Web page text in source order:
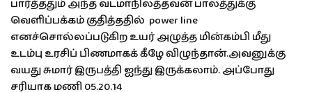
பார்த்ததும் அந்த வடமாநிலத்தவன் பாலத்துக்கு
வெளிப்பக்கம் குதித்ததில் power line
எனச்சொல்லப்படுகிற உயர் அழுத்த மின்கம்பி மீது
உடம்பு உரசிப் பிணமாகக் கீழே விழுந்தான்.அவனுக்கு
வயது சுமார் இருபத்தி ஐந்து இருக்கலாம். அப்போது
சரியாக மணி 05.20.14